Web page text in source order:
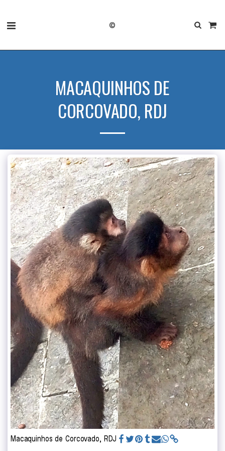
©
MACAQUINHOS DE
CORCOVADO, RDJ
Macaquinhos de Corcovado, RDJ